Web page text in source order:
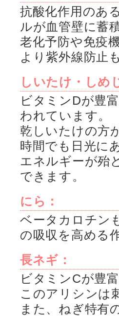
抗酸化作用のあ
ルが血管壁に蓄
老化予防や免疫
より紫外線防止
しいたけ・しめ
ビタミンDが豊
われています。
乾しいたけの方
時間でも日光に
エネルギーが殆
できます。
にら：
ベータカロチン
の吸収を高める
長ネギ：
ビタミンCが豊
このアリシンは
また、ねぎ特有